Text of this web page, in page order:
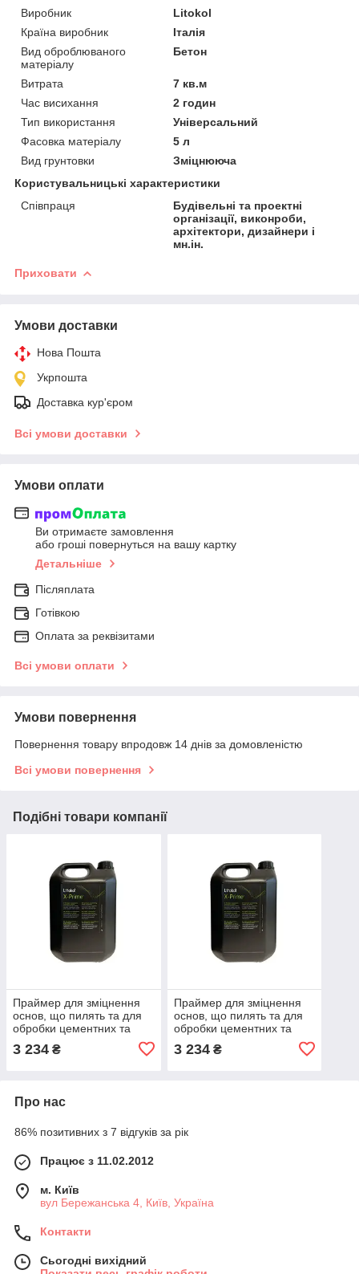
Виробник
Litokol
Країна виробник
Італія
Вид оброблюваного
матеріалу
Бетон
Витрата
7 кв.м
Час висихання
2 годин
Тип використання
Універсальний
Фасовка матеріалу
5 л
Вид грунтовки
Зміцнююча
Користувальницькі характеристики
Співпраця
Будівельні та проектні
організації, виконроби,
архітектори, дизайнери і
мн.ін.
Приховати
Умови доставки
Нова Пошта
Укрпошта
Доставка кур'єром
Всі умови доставки
Умови оплати
Ви отримаєте замовлення
або гроші повернуться на вашу картку
Детальніше
Післяплата
Готівкою
Оплата за реквізитами
Всі умови оплати
Умови повернення
Повернення товару впродовж 14 днів за домовленістю
Всі умови повернення
Подібні товари компанії
Праймер для зміцнення
основ, що пилять та для
обробки цементних та
LITOKOL X-
3 234 ₴
Праймер для зміцнення
основ, що пилять та для
обробки цементних та
LITOKOL X-
3 234₴
Про нас
86% позитивних з 7 відгуків за рік
Працює з 11.02.2012
м. Київ
вул Бережанська 4, Київ, Україна
Контакти
Сьогодні вихідний